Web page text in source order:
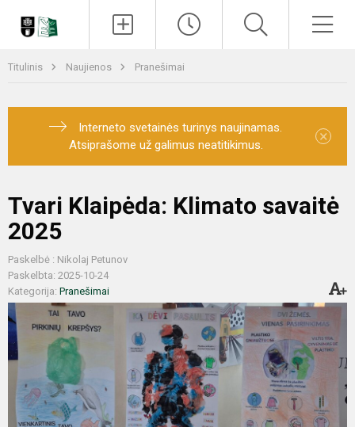
Titulinis Naujienos Pranešimai
Interneto svetainės turinys naujinamas.
Atsiprašome už galimus neatitikimus.
×
Tvari Klaipėda: Klimato savaitė
2025
Paskelbė : Nikolaj Petunov
Paskelbta: 2025-10-24
Kategorija: Pranešimai